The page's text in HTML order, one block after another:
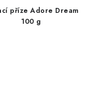
příze Adore Dream
100 g